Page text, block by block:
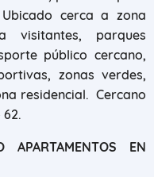
cerca a zona
visitantes, parques
público cercano,
zonas verdes,
residencial. Cercano
EN